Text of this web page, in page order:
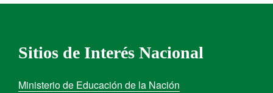
Sitios de Interés Nacional
Ministerio de Educación de la Nación